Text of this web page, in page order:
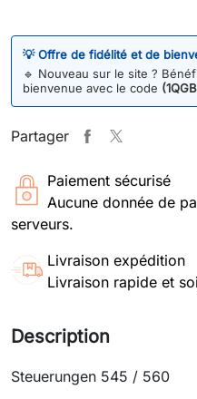
💡 Offre de fidélité et de
🔹 Nouveau sur le site ?
bienvenue avec le code
Partager
Paiement sécurisé
Aucune donnée de
serveurs.
Livraison expédition
Livraison rapide et
Description
Steuerungen 545 / 560